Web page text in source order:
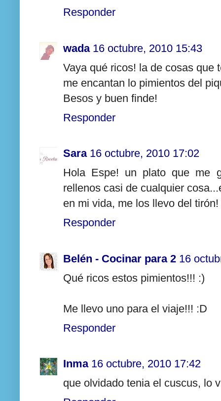
Responder
wada 16 octubre, 2010 15:43
Vaya qué ricos! la de cosas que
me encantan lo pimientos del
Besos y buen finde!
Responder
Sara 16 octubre, 2010 17:02
Hola Espe! un plato que me
rellenos casi de cualquier
en mi vida, me los llevo del
Responder
Belén - Cocinar para 2 16
Qué ricos estos pimientos!!! :)
Me llevo uno para el viaje!!! :D
Responder
Inma 16 octubre, 2010 17:42
que olvidado tenia el cuscus, lo